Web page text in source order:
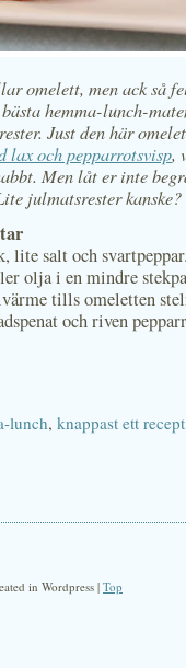
omelett, men ack så
hemma-lunch-
Just den här
och pepparrotsvisp,
Men låt er inte
julmatsrester kanske?
lite salt och
olja i en mindre
tills omeletten
och riven
lunch, knappast ett recept
in Wordpress | Top